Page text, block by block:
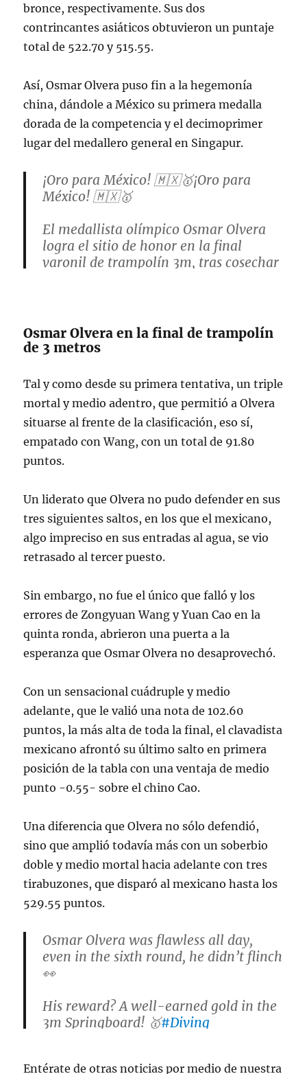
bronce, respectivamente. Sus dos
contrincantes asiáticos obtuvieron un puntaje
total de 522.70 y 515.55.
Así, Osmar Olvera puso fin a la hegemonía
china, dándole a México su primera medalla
dorada de la competencia y el decimoprimer
lugar del medallero general en Singapur.
¡Oro para México! 🇲🇽🥇¡Oro para
México! 🇲🇽🥇
El medallista olímpico Osmar Olvera
logra el sitio de honor en la final
varonil de trampolín 3m, tras cosechar
🇲🇽 🥇529.55
🇨🇳 🥈522.70
pic.twitter.com/wLAISuNTni
— CONADE (@conadeoficial)
August 1,
2025
Osmar Olvera en la final de trampolín
de 3 metros
Tal y como desde su primera tentativa, un triple
mortal y medio adentro, que permitió a Olvera
situarse al frente de la clasificación, eso sí,
empatado con Wang, con un total de 91.80
puntos.
Un liderato que Olvera no pudo defender en sus
tres siguientes saltos, en los que el mexicano,
algo impreciso en sus entradas al agua, se vio
retrasado al tercer puesto.
Sin embargo, no fue el único que falló y los
errores de Zongyuan Wang y Yuan Cao en la
quinta ronda, abrieron una puerta a la
esperanza que Osmar Olvera no desaprovechó.
Con un sensacional cuádruple y medio
adelante, que le valió una nota de 102.60
puntos, la más alta de toda la final, el clavadista
mexicano afrontó su último salto en primera
posición de la tabla con una ventaja de medio
punto -0.55- sobre el chino Cao.
Una diferencia que Olvera no sólo defendió,
sino que amplió todavía más con un soberbio
doble y medio mortal hacia adelante con tres
tirabuzones, que disparó al mexicano hasta los
529.55 puntos.
Osmar Olvera was flawless all day,
even in the sixth round, he didn’t flinch
👀
His reward? A well-earned gold in the
3m Springboard! 🥇#Diving
Entérate de otras noticias por medio de nuestra